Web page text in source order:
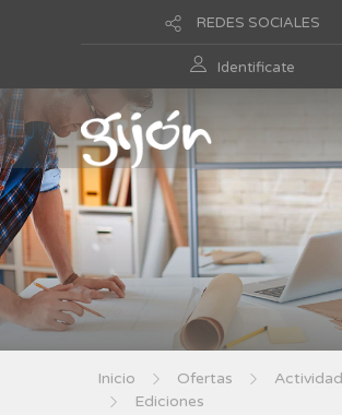
REDES SOCIALES
Identificate
Inicio Ofertas
Ediciones